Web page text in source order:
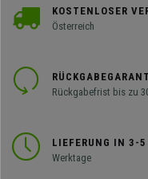
KOSTENLOSER
Österreich
Rückgabefrist bis zu
LIEFERUNG IN 3-5
Werktage